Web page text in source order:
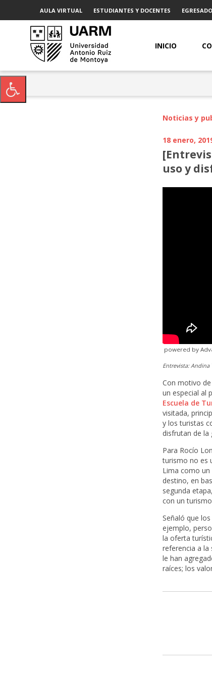
AULA VIRTUAL ESTUDIANTES Y DOCENTES
INICIO
Noticias y
18 enero,
uso y
powered by
Entrevista: Andina
Con motivo
un especial al
Escuela de
visitada,
y los turistas
disfrutan de
Para Rocío
turismo no es
Lima como un
destino, en
segunda
con un
Señaló que
ejemplo,
la oferta
referencia a la
le han
raíces; los